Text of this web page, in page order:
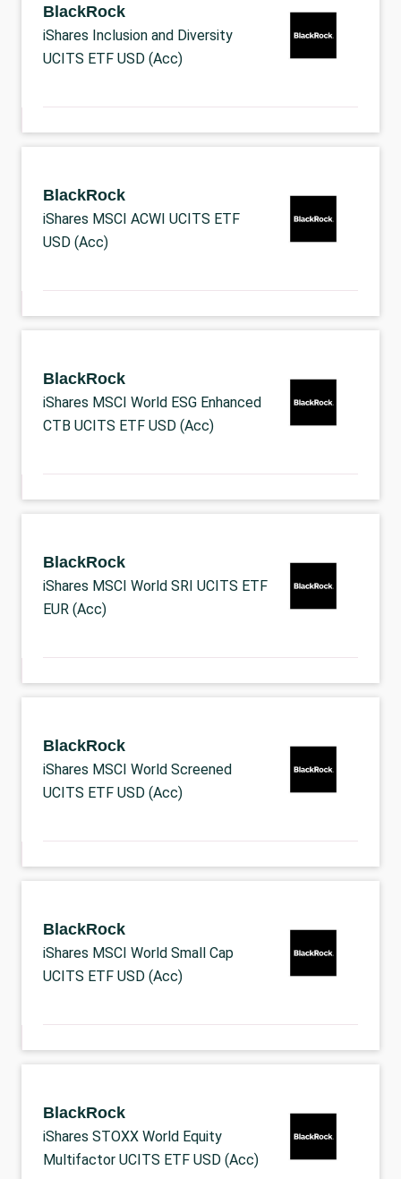
BlackRock
iShares Inclusion and Diversity
UCITS ETF USD (Acc)
BlackRock
iShares MSCI ACWI UCITS ETF
USD (Acc)
BlackRock
iShares MSCI World ESG Enhanced
CTB UCITS ETF USD (Acc)
BlackRock
iShares MSCI World SRI UCITS ETF
EUR (Acc)
BlackRock
iShares MSCI World Screened
UCITS ETF USD (Acc)
BlackRock
iShares MSCI World Small Cap
UCITS ETF USD (Acc)
BlackRock
iShares STOXX World Equity
Multifactor UCITS ETF USD (Acc)